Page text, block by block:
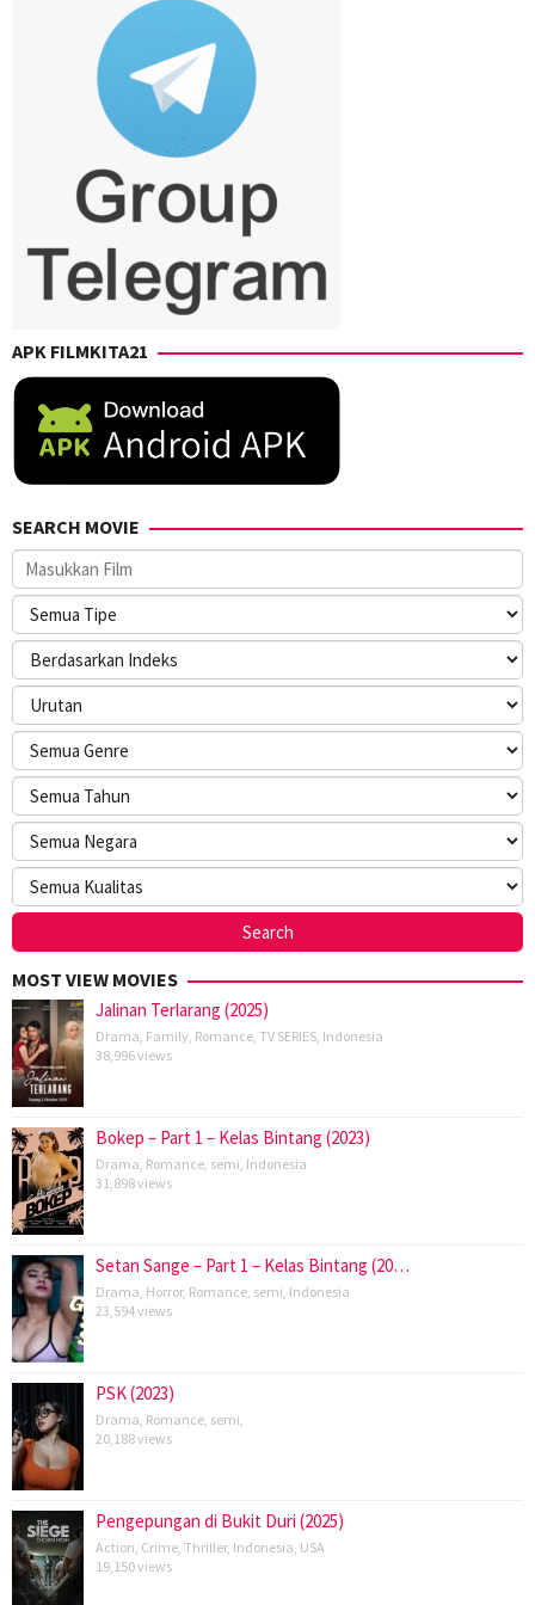
APK FILMKITA21
SEARCH MOVIE
MOST VIEW MOVIES
Jalinan Terlarang (2025)
Drama Family Romance TV SERIES Indonesia
38,996 views
Bokep – Part 1 – Kelas Bintang (2023)
Drama Romance semi Indonesia
31,898 views
Setan Sange – Part 1 – Kelas Bintang (20…
Drama Horror, Romance semi Indonesia
23,594 views
PSK (2023)
Drama Romance semi
20,188 views
Pengepungan di Bukit Duri (2025)
Action Crime Thriller, Indonesia USA
19,150 views